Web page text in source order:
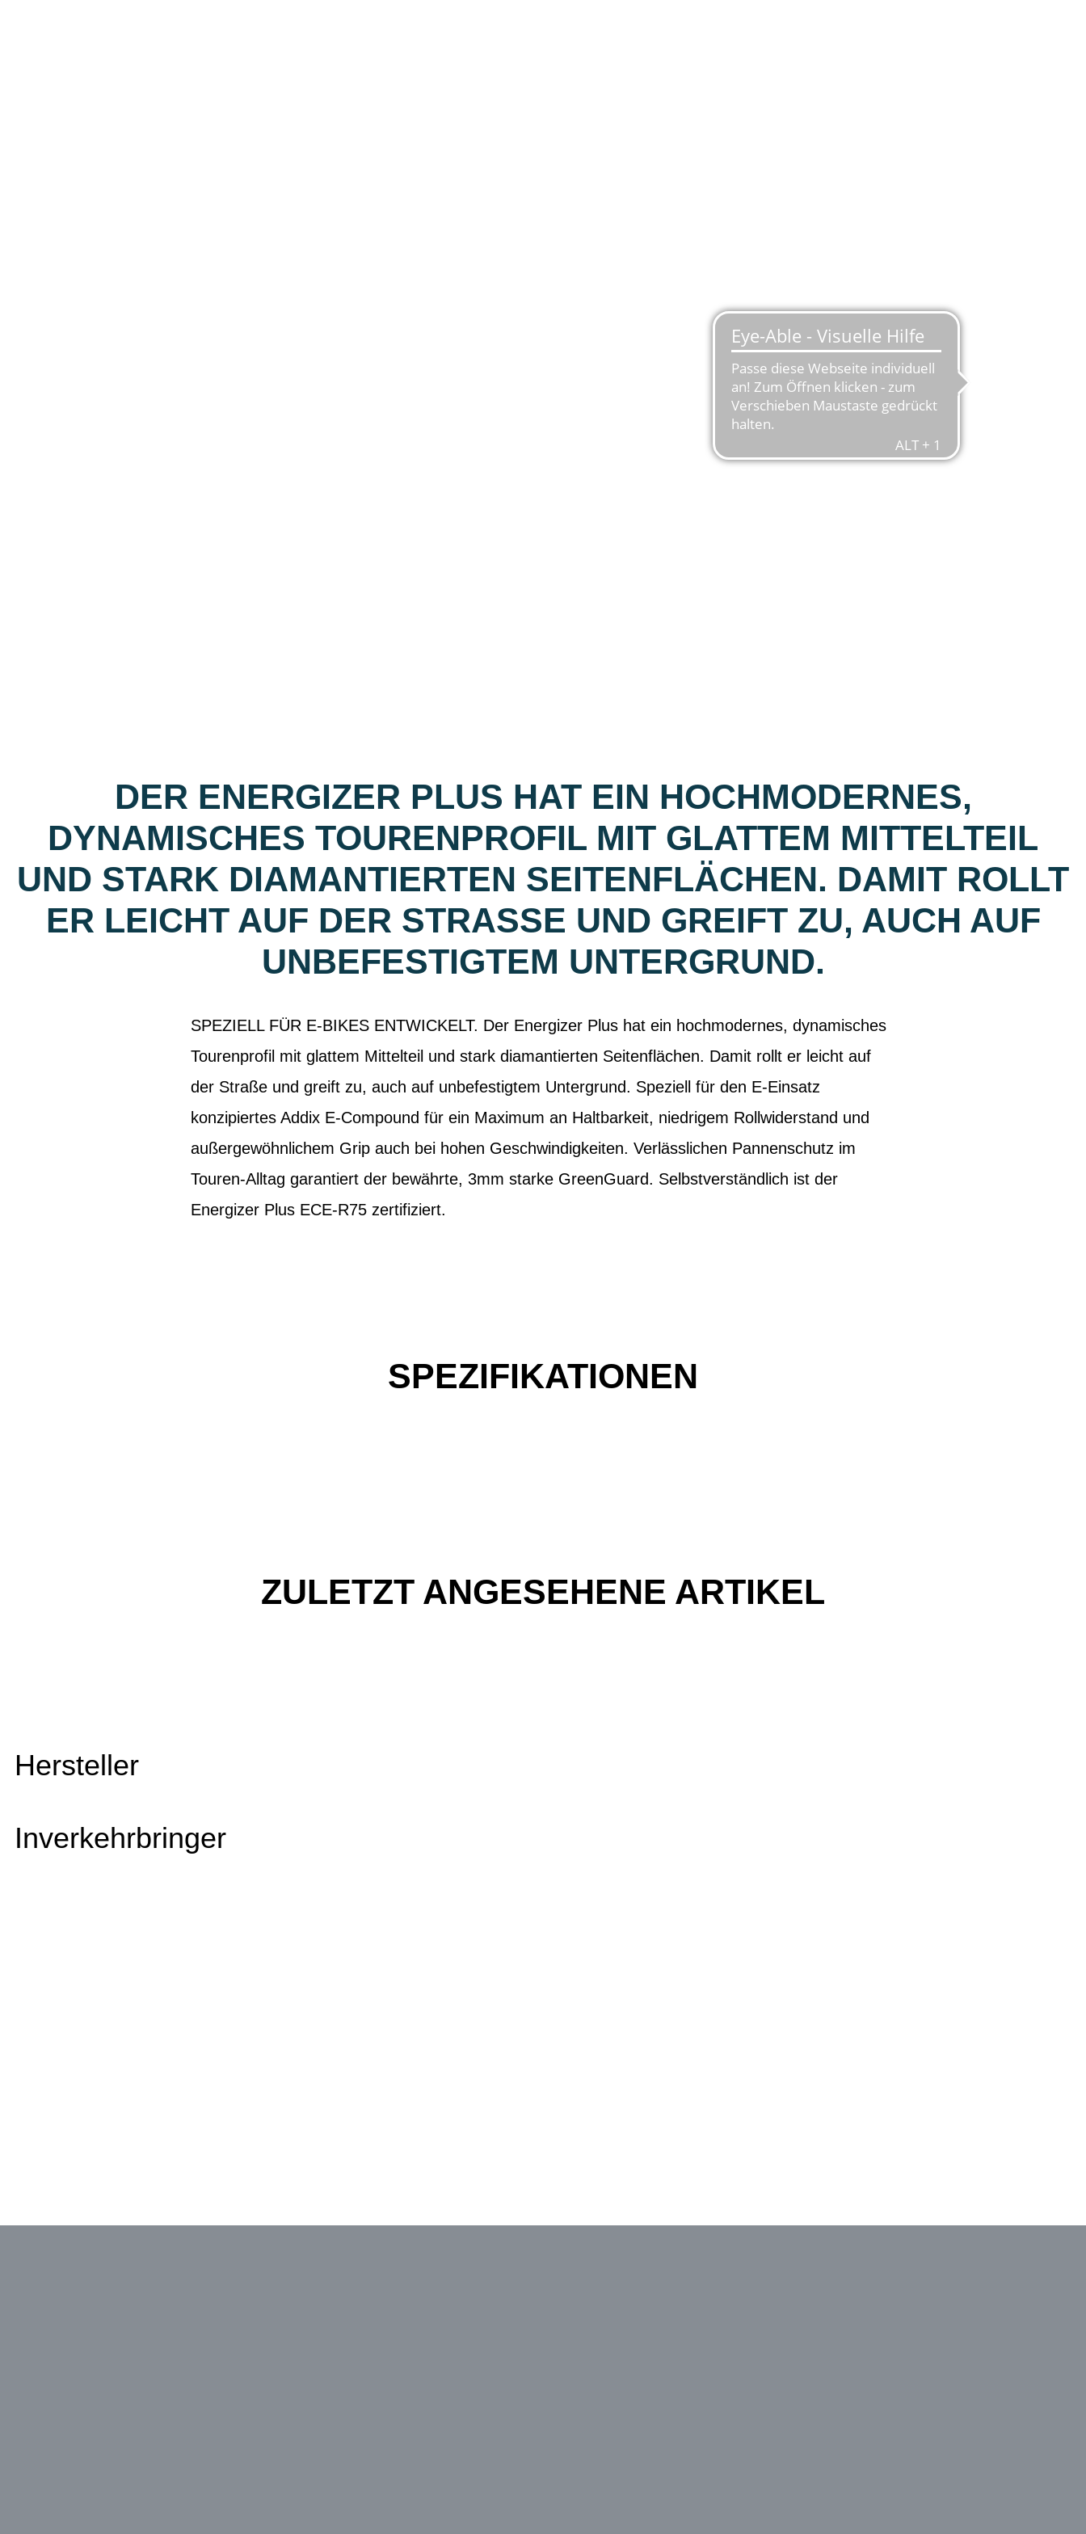
DER ENERGIZER PLUS HAT EIN HOCHMODERNES,
DYNAMISCHES TOURENPROFIL MIT GLATTEM MITTELTEIL
UND STARK DIAMANTIERTEN SEITENFLÄCHEN. DAMIT ROLLT
ER LEICHT AUF DER STRASSE UND GREIFT ZU, AUCH AUF U
NBEFESTIGTEM UNTERGRUND.
SPEZIELL FÜR E-BIKES ENTWICKELT. Der Energizer Plus hat ein hochmodernes, dynamisches
Tourenprofil mit glattem Mittelteil und stark diamantierten Seitenflächen. Damit rollt er leicht auf
der Straße und greift zu, auch auf unbefestigtem Untergrund. Speziell für den E-Einsatz
konzipiertes Addix E-Compound für ein Maximum an Haltbarkeit, niedrigem Rollwiderstand und
außergewöhnlichem Grip auch bei hohen Geschwindigkeiten. Verlässlichen Pannenschutz im
Touren-Alltag garantiert der bewährte, 3mm starke GreenGuard. Selbstverständlich ist der
Energizer Plus ECE-R75 zertifiziert.
SPEZIFIKATIONEN
ZULETZT ANGESEHENE ARTIKEL
Hersteller
Inverkehrbringer